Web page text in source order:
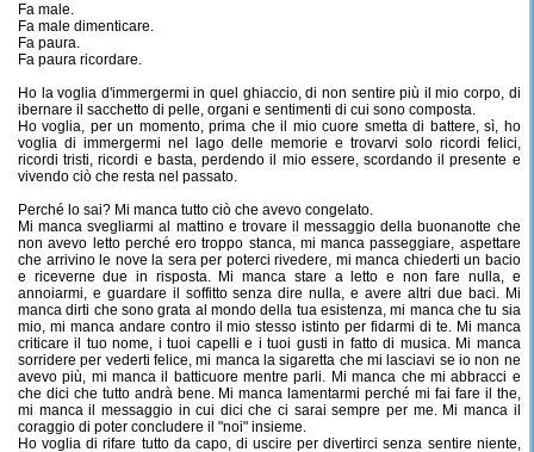
Fa male.
Fa male dimenticare.
Fa paura.
Fa paura ricordare.
Ho la voglia d'immergermi in quel ghiaccio, di non sentire più il mio corpo, di
ibernare il sacchetto di pelle, organi e sentimenti di cui sono composta.
Ho voglia, per un momento, prima che il mio cuore smetta di battere, sì, ho
voglia di immergermi nel lago delle memorie e trovarvi solo ricordi felici,
ricordi tristi, ricordi e basta, perdendo il mio essere, scordando il presente e
vivendo ciò che resta nel passato.
Perché lo sai? Mi manca tutto ciò che avevo congelato.
Mi manca svegliarmi al mattino e trovare il messaggio della buonanotte che
non avevo letto perché ero troppo stanca, mi manca passeggiare, aspettare
che arrivino le nove la sera per poterci rivedere, mi manca chiederti un bacio
e riceverne due in risposta. Mi manca stare a letto e non fare nulla, e
annoiarmi, e guardare il soffitto senza dire nulla, e avere altri due baci. Mi
manca dirti che sono grata al mondo della tua esistenza, mi manca che tu sia
mio, mi manca andare contro il mio stesso istinto per fidarmi di te. Mi manca
criticare il tuo nome, i tuoi capelli e i tuoi gusti in fatto di musica. Mi manca
sorridere per vederti felice, mi manca la sigaretta che mi lasciavi se io non ne
avevo più, mi manca il batticuore mentre parli. Mi manca che mi abbracci e
che dici che tutto andrà bene. Mi manca lamentarmi perché mi fai fare il the,
mi manca il messaggio in cui dici che ci sarai sempre per me. Mi manca il
coraggio di poter concludere il "noi" insieme.
Ho voglia di rifare tutto da capo, di uscire per divertirci senza sentire niente,